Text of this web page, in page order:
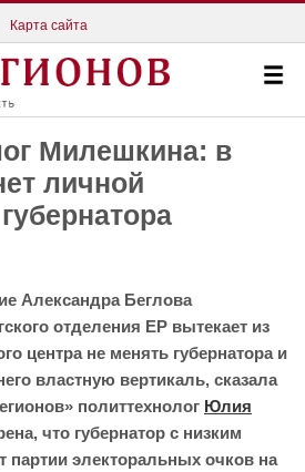
Карта сайта
Милешкина: в
личной
Александра Беглова
отделения ЕР вытекает из
центра не менять губернатора и
властную вертикаль, сказала
политтехнолог Юлия
что губернатор с низким
партии электоральных очков на